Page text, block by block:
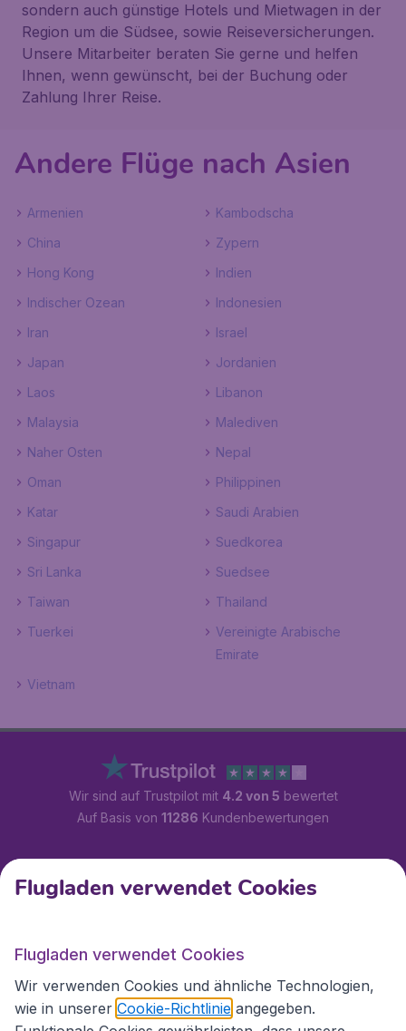
sondern auch günstige Hotels und Mietwagen in der
Region um die Südsee, sowie Reiseversicherungen.
Unsere Mitarbeiter beraten Sie gerne und helfen
Ihnen, wenn gewünscht, bei der Buchung oder
Zahlung Ihrer Reise.
Andere Flüge nach Asien
Armenien
Kambodscha
China
Zypern
Hong Kong
Indien
Indischer Ozean
Indonesien
Iran
Israel
Japan
Jordanien
Laos
Libanon
Malaysia
Malediven
Naher Osten
Nepal
Oman
Philippinen
Katar
Saudi Arabien
Singapur
Suedkorea
Sri Lanka
Suedsee
Taiwan
Thailand
Tuerkei
Vereinigte Arabische
Emirate
Vietnam
Wir sind auf Trustpilot mit 4.2 von 5 bewertet
Auf Basis von 11286 Kundenbewertungen
Kundenservice
Flugladen.at
Internationale Webseiten
Flugladen verwendet Cookies
Flugladen verwendet Cookies
Wir verwenden Cookies und ähnliche Technologien,
wie in unserer Cookie-Richtlinie angegeben.